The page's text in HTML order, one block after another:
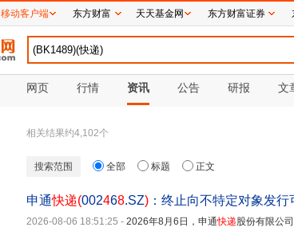
网页 行情 资讯 公告 研报 文
相关结果约4,102个
搜索范围 全部 标题 正文
申通快递(002468.SZ) ：终止向不特定对象发
2026-08-06 18:51:25 - 2026年8月6日，申通快递股份有限公
移动客户端 东方财富 天天基金网 东方财富证券